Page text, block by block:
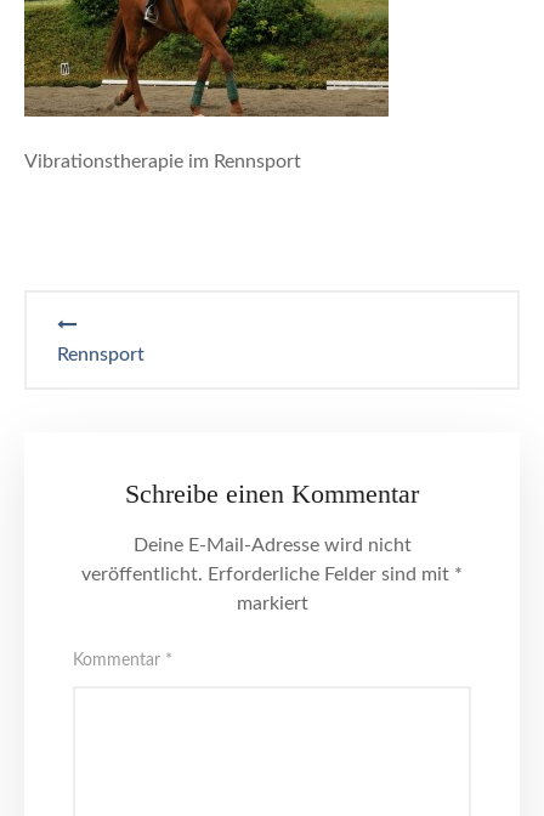
Vibrationstherapie im Rennsport
Rennsport
Schreibe einen Kommentar
Deine E-Mail-Adresse wird nicht
veröffentlicht. Erforderliche Felder sind mit *
markiert
Kommentar *